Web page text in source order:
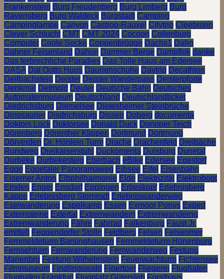
Frankenstein Burg Freudenberg Burg Limberg Burg
Ravensberg Burg Waldeck Bürgstadt Camping
Campinglampe Canyon Castrop-Rauxel Citytrip Cleebronn
Clever Schlucht CMT CMT 2024 Cocoon Collenburg
Computer Coole Socke Coppenbrügge Dachs1 Dahn
Dahner Felsenland Dahon Dammer Berge Dampflok danke
Das terbrechliche Paradies Das Tolle Haus am Edersee
DASA Dat Ootto Huus Daunenschuhe Daytrip Decathlon
Deilbachsteig Deister Deister Wanderpass Deisterpforte
Denkmal
Detmold Deuter Deutsche Bahn Deutsches
Automatenmuseum Deutschland Deutschlandticket
Diedrichsburg Diemelsee Dietesheimer Steinbrüche
Dinosaurier Disdrichsburg Dissen Doberg documenta
Doktors Lock Doktorsee Donald Duck Donoper Teich
Dörenberg Dörenther Klippen Dortmund Dortmung
Dörverden Dr. Hönlein Turm Drache Drachenfeld Dreibäche
Rundweg Dreikaiserstuhl Duckomenta Duisburg Dunetal
Durbeke Durbekesteig Eberbach eBike Edersee Egestorf
Egge Eggetaler Panoramaweg Eibsee Eifel Eisenbahn
Eiserner Anton Elbphilharmonie Elde Elektrizität Elektroboot
Emden Enger Ensdorf Eppingen Erbeskopf Erlebnisberg
Kappe Erlebnisberg Sternrodt Erlebniswanderweg
Eselwanderung Espelkamp Essen Exmoor Ponys Exped
Externsteine Extertal Extremwandern Extremwanderng
Extremwanderung Fähre Fahrrad Falkenburg Faust Jr.
emittelt Feggendorfer Stolln Feldberg Felsen Felsenmer
Fernmeldeturm Barsinghausen Fernmeldeturm Hünenburg
Fernsehturm Fernwanderung Fernwanderweg Festung
Marienbrg Festung Wilhelmstein Feuerwachturm Fichtensee
Filmmuseum Findlingswald Fjoertoer Fliegerei Flughafen
Flughafen Frankfurt Flugplatz Gütersloh Forsthaus